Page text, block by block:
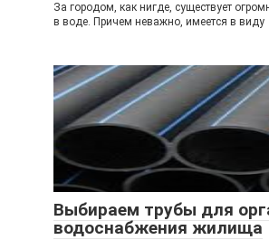
За городом, как нигде, существует
в воде. Причем неважно, имеется в виду
Выбираем трубы для
водоснабжения жилища